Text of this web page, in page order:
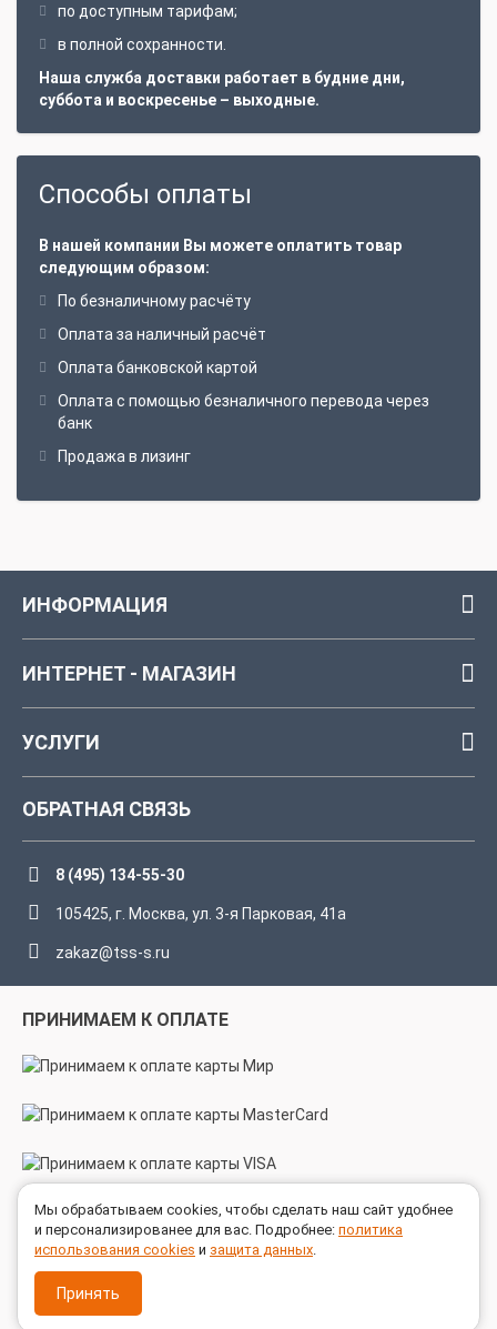
по доступным тарифам;
в полной сохранности.
Наша служба доставки работает в будние дни,
суббота и воскресенье – выходные.
Способы оплаты
В нашей компании Вы можете оплатить товар
следующим образом:
По безналичному расчёту
Оплата за наличный расчёт
Оплата банковской картой
Оплата с помощью безналичного перевода через
банк
Продажа в лизинг
ИНФОРМАЦИЯ
ИНТЕРНЕТ - МАГАЗИН
УСЛУГИ
ОБРАТНАЯ СВЯЗЬ
8 (495) 134-55-30
105425, г. Москва, ул. 3-я Парковая, 41а
zakaz@tss-s.ru
ПРИНИМАЕМ К ОПЛАТЕ
МЫ В СОЦСЕТЯХ
Мы обрабатываем cookies, чтобы сделать наш сайт удобнее
и персонализированее для вас. Подробнее: политика
использования cookies и защита данных.
Принять